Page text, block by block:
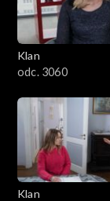
Klan
odc. 3060
Klan